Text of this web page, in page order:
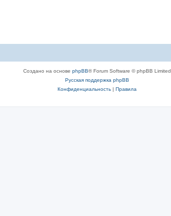
Создано на основе phpBB® Forum Software © phpBB Limited
Русская поддержка phpBB
Конфиденциальность| Правила